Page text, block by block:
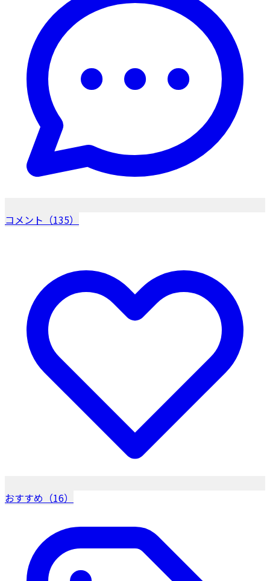
コメント（135）
おすすめ（16）